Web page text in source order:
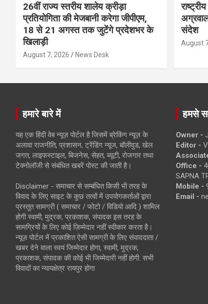
26वीं राज्य स्तरीय शालेय क्रीड़ा
प्रतियोगिता की मेजबानी करेगा जीपीएम,
18 से 21 अगस्त तक जुटेंगे प्रदेशभर के
खिलाड़ी
August 7, 2026 News Desk
संदेश
August
हमारे बारे में
यह एक हिंदी वेब न्यूज़ पोर्टल है जिसमें ब्रेकिंग न्यूज़ के
अलावा राजनीति, प्रशासन, ट्रेंडिंग न्यूज, बॉलीवुड, खेल
जगत, लाइफस्टाइल, बिजनेस, सेहत, ब्यूटी, रोजगार तथा
टेक्नोलॉजी से संबंधित खबरें पोस्ट की जाती है।
Disclaimer - समाचार से सम्बंधित किसी भी तरह के
विवाद के लिए साइट के कुछ तत्वों में उपयोगकर्ताओं द्वारा
प्रस्तुत सामग्री ( समाचार / फोटो / विडियो आदि ) शामिल
होगी स्वामी, मुद्रक, प्रकाशक, संपादक इस तरह के
सामग्रियों के लिए कोई ज़िम्मेदार नहीं स्वीकार करता है।
न्यूज़ पोर्टल में प्रकाशित ऐसी सामग्री के लिए संवाददाता /
खबर देने वाला स्वयं जिम्मेदार होगा, स्वामी, मुद्रक,
प्रकाशक, संपादक की कोई भी जिम्मेदारी नहीं होगी. सभी
विवादों का न्यायक्षेत्र रायपुर होगा
हमसे
Owner -
Editor -
Office -
SAPNA
Mobile -
Email -